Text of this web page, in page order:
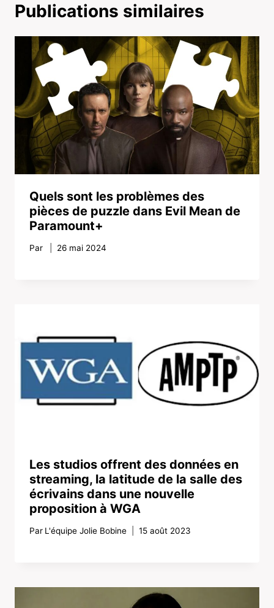
Publications similaires
Quels sont les problèmes des
pièces de puzzle dans Evil Mean de
Paramount+
Par 26 mai 2024
Les studios offrent des données en
streaming, la latitude de la salle des
écrivains dans une nouvelle
proposition à WGA
Par L'équipe Jolie Bobine 15 août 2023